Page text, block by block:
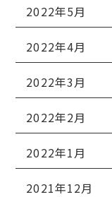
2022年5月
2022年4月
2022年3月
2022年2月
2022年1月
2021年12月